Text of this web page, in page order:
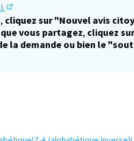
(S'ouvre dans un nouvel
, cliquez sur "Nouvel avis
que vous partagez, cliquez
la demande ou bien le